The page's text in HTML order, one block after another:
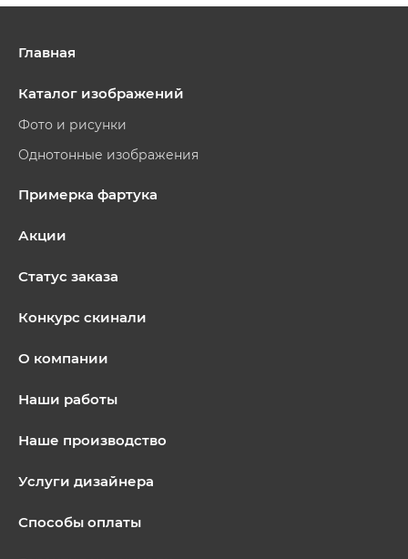
Главная
Каталог изображений
Фото и рисунки
Однотонные изображения
Примерка фартука
Акции
Статус заказа
Конкурс скинали
О компании
Наши работы
Наше производство
Услуги дизайнера
Способы оплаты